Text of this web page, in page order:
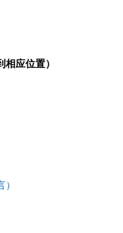
相应位置）